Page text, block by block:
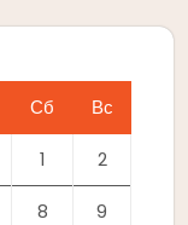
Сб Вс
1 2
8 9